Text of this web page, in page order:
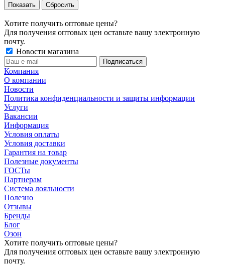
Сбросить
Хотите получить оптовые цены?
Для получения оптовых цен оставьте вашу электронную
почту.
Новости магазина
Компания
О компании
Новости
Политика конфиденциальности и защиты информации
Услуги
Вакансии
Информация
Условия оплаты
Условия доставки
Гарантия на товар
Полезные документы
ГОСТы
Партнерам
Система лояльности
Полезно
Отзывы
Бренды
Блог
Озон
Хотите получить оптовые цены?
Для получения оптовых цен оставьте вашу электронную
почту.